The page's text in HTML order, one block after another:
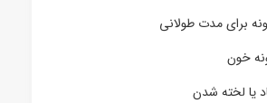
برای مدت طولانی
خون
یا لخته شدن